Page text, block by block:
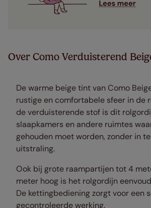
Over Como Verduisterend
De warme beige tint van Como
rustige en comfortabele sfeer in de
de verduisterende stof is dit
slaapkamers en andere ruimtes
gehouden moet worden, zonder in
uitstraling.
Ook bij grote raampartijen tot 4
meter hoog is het rolgordijn
De kettingbediening zorgt voor een
gecontroleerde werking.